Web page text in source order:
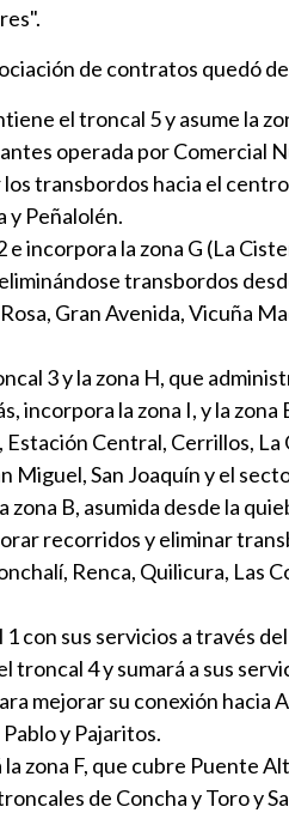
de contratos quedó
el troncal 5 y asume la
operada por Comercial
transbordos hacia el
y Peñalolén.
incorpora la zona G (La
transbordos
Gran Avenida, Vicuña
3 y la zona H, que
incorpora la zona I, y la zona
Central, Cerrillos, La
Miguel, San Joaquín y el
zona B, asumida desde la
recorridos y eliminar
Renca, Quilicura, Las
con sus servicios a través
troncal 4 y sumará a sus
mejorar su conexión hacia
y Pajaritos.
zona F, que cubre Puente
de Concha y Toro y